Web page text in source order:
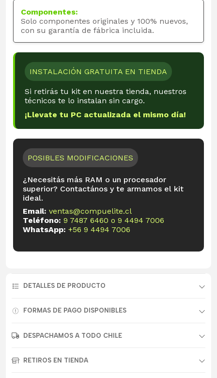
Componentes:
Solo componentes originales y 100% nuevos,
con su garantía de fábrica incluida.
INSTALACIÓN GRATUITA EN TIENDA
Si retirás tu kit en nuestra tienda, nuestros
técnicos te lo instalan sin cargo.
¡Llevate tu PC actualizada el mismo día!
POSIBLES MODIFICACIONES
¿Necesitás más RAM o un procesador
superior? Contactános y te armamos el kit
ideal.
Email: ventas@compuelite.cl
Teléfono: 9 7487 6460 o 9 4494 7006
WhatsApp: +56 9 4494 7006
DETALLES DE PRODUCTO
FORMAS DE PAGO DISPONIBLES
DESPACHAMOS A TODO CHILE
RETIROS EN TIENDA